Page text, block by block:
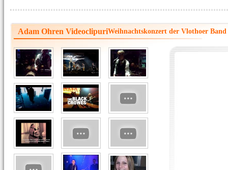
Adam Ohren VideoclipuriWeihnachtskonzert der Vlothoer